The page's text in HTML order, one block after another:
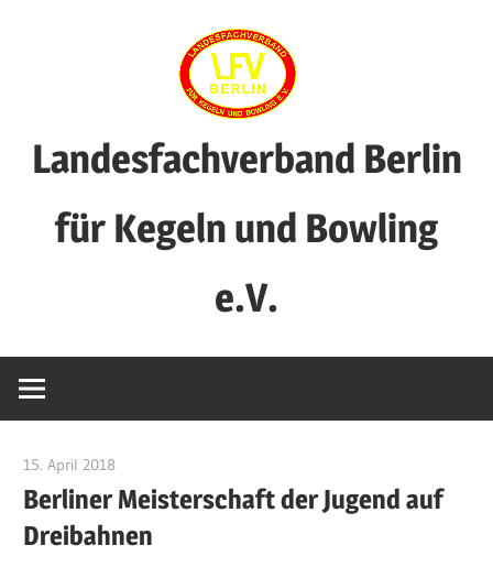
Landesfachverband Berlin
für Kegeln und Bowling
e.V.
15. April 2018
Berliner Meisterschaft der Jugend auf
Dreibahnen